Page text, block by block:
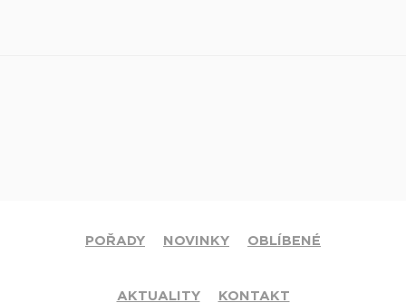
POŘADY NOVINKY OBLÍBENÉ
AKTUALITY KONTAKT